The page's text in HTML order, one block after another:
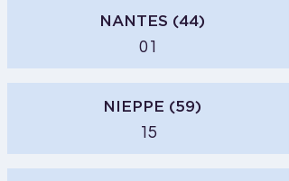
NANTES (44)
01
NIEPPE (59)
15